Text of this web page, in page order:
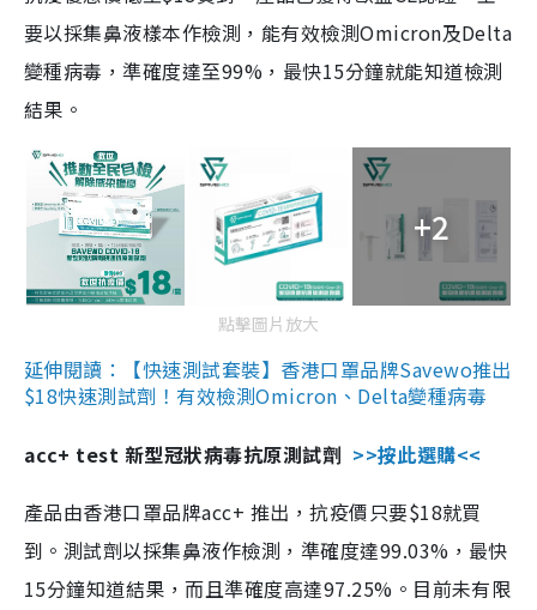
要以採集鼻液樣本作檢測，能有效檢測Omicron及Delta
變種病毒，準確度達至99%，最快15分鐘就能知道檢測
結果。
+2
點擊圖片放大
延伸閱讀：【快速測試套裝】香港口罩品牌Savewo推出
$18快速測試劑！有效檢測Omicron、Delta變種病毒
acc+ test 新型冠狀病毒抗原測試劑 >>按此選購<<
產品由香港口罩品牌acc+ 推出，抗疫價只要$18就買
到。測試劑以採集鼻液作檢測，準確度達99.03%，最快
15分鐘知道結果，而且準確度高達97.25%。目前未有限